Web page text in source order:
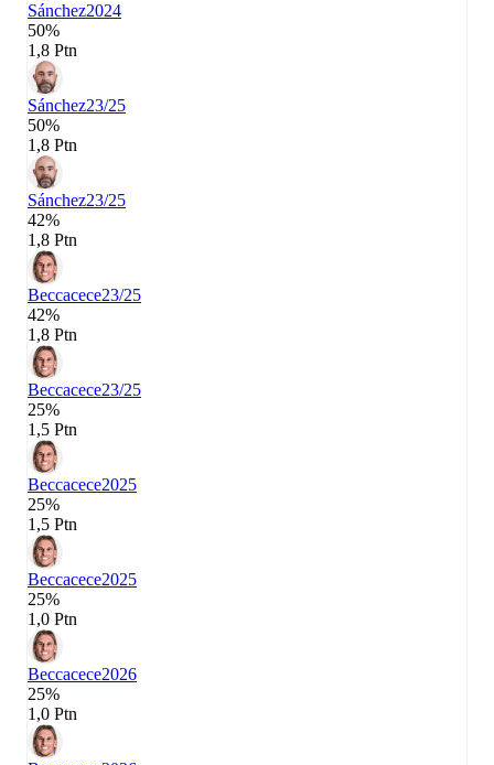
Sánchez2024
50%
1,8 Ptn
Sánchez23/25
50%
1,8 Ptn
Sánchez23/25
42%
1,8 Ptn
Beccacece23/25
42%
1,8 Ptn
Beccacece23/25
25%
1,5 Ptn
Beccacece2025
25%
1,5 Ptn
Beccacece2025
25%
1,0 Ptn
Beccacece2026
25%
1,0 Ptn